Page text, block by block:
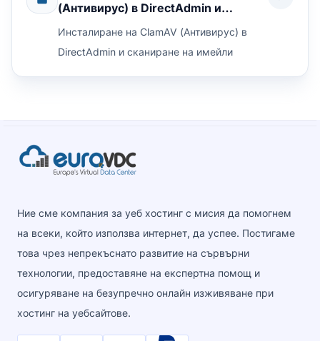
(Антивирус) в DirectAdmin и
сканиране на имейли
Инсталиране на ClamAV (Антивирус) в
DirectAdmin и сканиране на имейли
Ние сме компания за уеб хостинг с мисия да помогнем
на всеки, който използва интернет, да успее. Постигаме
това чрез непрекъснато развитие на сървърни
технологии, предоставяне на експертна помощ и
осигуряване на безупречно онлайн изживяване при
хостинг на уебсайтове.